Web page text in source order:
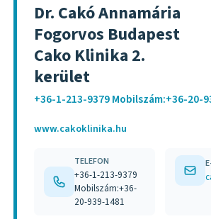
Dr. Cakó Annamária
Fogorvos Budapest
Cako Klinika 2.
kerület
+36-1-213-9379 Mobilszám:+36-20-
www.cakoklinika.hu
TELEFON
+36-1-213-9379
Mobilszám:+36-
20-939-1481